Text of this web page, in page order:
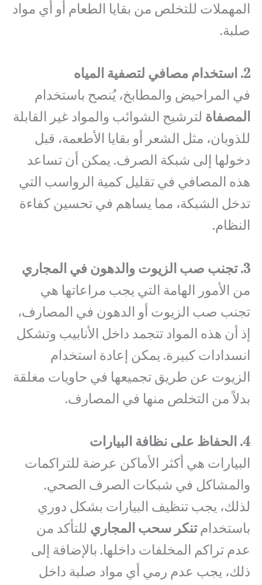
المهملات للتخلص من بقايا الطعام أو أي مواد
صلبة.
2. استخدام مصافي لتصفية المياه
في المراحيض والمطابخ، يُنصح باستخدام
المصفاة لترشيح الشوائب والمواد غير القابلة
للذوبان، مثل الشعر أو بقايا الأطعمة، قبل
دخولها إلى شبكة الصرف. يمكن أن تساعد
هذه المصافي في تقليل كمية الرواسب التي
تدخل الشبكة، مما يساهم في تحسين كفاءة
النظام.
3. تجنب صب الزيوت والدهون في المجاري
من الأمور الهامة التي يجب مراعاتها هي
تجنب صب الزيوت أو الدهون في المصارف،
إذ أن هذه المواد تتجمد داخل الأنابيب وتشكل
انسدادات كبيرة. يمكن إعادة استخدام
الزيوت عن طريق تجميعها في حاويات مغلقة
بدلاً من التخلص منها في المصارف.
4. الحفاظ على نظافة البيارات
البيارات هي أكثر الأماكن عرضة للتراكمات
والمشاكل في شبكات الصرف الصحي.
لذلك، يجب تنظيف البيارات بشكل دوري
باستخدامتنكر سحب المجاري للتأكد من
عدم تراكم المخلفات داخلها. بالإضافة إلى
ذلك، يجب عدم رمي أي مواد صلبة داخل